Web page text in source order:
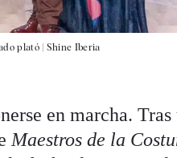
plató | Shine Iberia
en marcha. Tras
Maestros de la